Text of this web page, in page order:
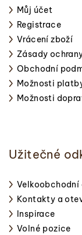
Můj účet
Registrace
Vrácení zboží
Zásady
Obchodní
Možnosti
Možnosti
Užitečné
Kontakty a
Inspirace
Volné pozice